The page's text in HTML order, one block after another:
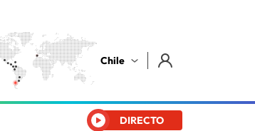
Chile
DIRECTO